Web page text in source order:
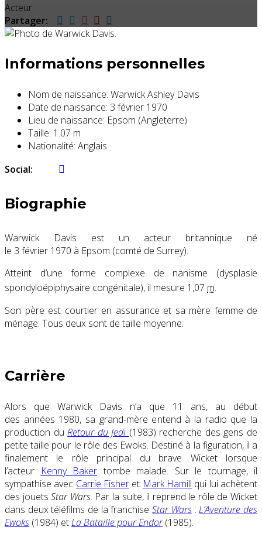
Acteur
Partager:
Informations personnelles
Nom de naissance: Warwick Ashley Davis
Date de naissance: 3 février 1970
Lieu de naissance: Epsom (Angleterre)
Taille: 1.07 m
Nationalité: Anglais
Social:
Biographie
Warwick Davis est un acteur britannique né
le 3 février 1970 à Epsom (comté de Surrey).
Atteint d’une forme complexe de nanisme (dysplasie
spondyloépiphysaire congénitale), il mesure 1,07 m.
Son père est courtier en assurance et sa mère femme de
ménage. Tous deux sont de taille moyenne.
Carrière
Alors que Warwick Davis n’a que 11 ans, au début
des années 1980, sa grand-mère entend à la radio que la
production duRetour du Jedi (1983) recherche des gens de
petite taille pour le rôle des Ewoks. Destiné à la figuration, il a
finalement le rôle principal du brave Wicket lorsque
l’acteur Kenny Baker tombe malade. Sur le tournage, il
sympathise avec Carrie Fisher et Mark Hamill qui lui achètent
des jouetsStar Wars. Par la suite, il reprend le rôle de Wicket
dans deux téléfilms de la franchiseStar Wars:L’Aventure des
Ewoks (1984) etLa Bataille pour Endor(1985).